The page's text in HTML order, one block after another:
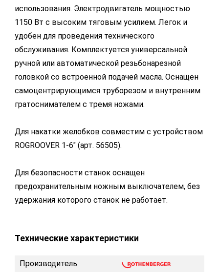
использования. Электродвигатель мощностью
1150 Вт с высоким тяговым усилием. Легок и
удобен для проведения технического
обслуживания. Комплектуется универсальной
ручной или автоматической резьбонарезной
головкой со встроенной подачей масла. Оснащен
самоцентрирующимся труборезом и внутренним
гратоснимателем с тремя ножами.
Для накатки желобков совместим с устройством
ROGROOVER 1-6" (арт. 56505).
Для безопасности станок оснащен
предохранительным ножным выключателем, без
удержания которого станок не работает.
Технические характеристики
Производитель